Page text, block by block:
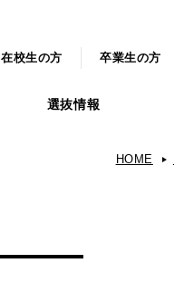
在校生の方 卒業生の方
選抜情報
HOME